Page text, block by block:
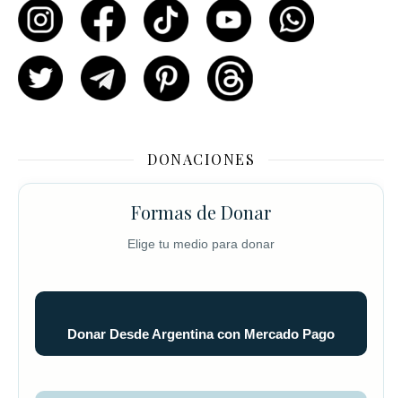
DONACIONES
Formas de Donar
Elige tu medio para donar
Donar Desde Argentina con Mercado Pago